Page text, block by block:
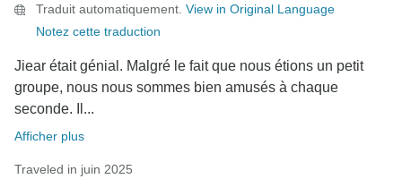
Traduit automatiquement. View in Original Language
Notez cette traduction
Jiear était génial. Malgré le fait que nous étions un petit
groupe, nous nous sommes bien amusés à chaque
seconde. Il...
Afficher plus
Traveled in juin 2025